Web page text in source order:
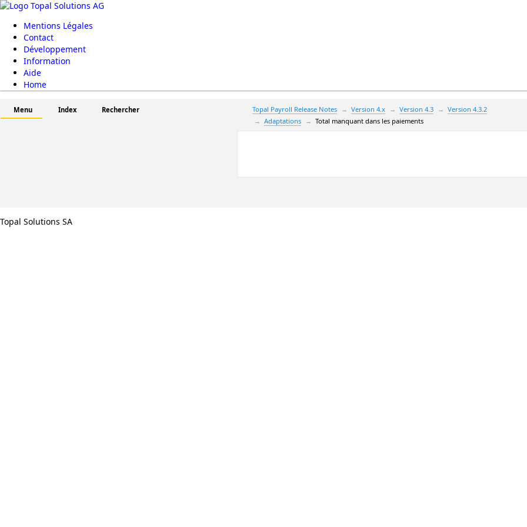
Mentions Légales
Contact
Développement
Information
Aide
Home
Menu Index Rechercher Topal Payroll Release Notes Version 4.x Version 4.3
Version 4.3.2
Adaptations
Total manquant dans les paiements
Topal Solutions SA